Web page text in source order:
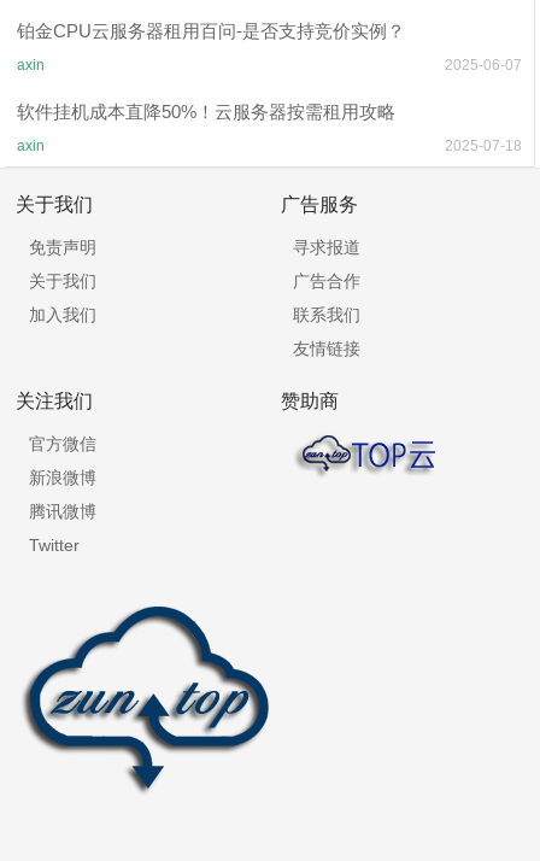
铂金CPU云服务器租用百问-是否支持竞价实例？
axin 2025-06-07
软件挂机成本直降50%！云服务器按需租用攻略
axin 2025-07-18
关于我们
免责声明
关于我们
加入我们
广告服务
寻求报道
广告合作
联系我们
友情链接
关注我们
官方微信
新浪微博
腾讯微博
Twitter
赞助商